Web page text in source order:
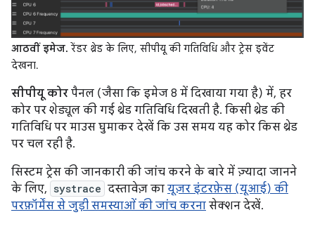
आठवीं इमेज. रेंडर थ्रेड के लिए, सीपीयू की गतिविधि और ट्रेस इवेंट
देखना.
सीपीयू कोर पैनल (जैसा कि इमेज 8 में दिखाया गया है) में, हर
कोर पर शेड्यूल की गई थ्रेड गतिविधि दिखती है. किसी थ्रेड की
गतिविधि पर माउस घुमाकर देखें कि उस समय यह कोर किस थ्रेड
पर चल रही है.
सिस्टम ट्रेस की जानकारी की जांच करने के बारे में ज़्यादा जानने
के लिए, systrace दस्तावेज़ का यूज़र इंटरफ़ेस (यूआई) की
परफ़ॉर्मेंस से जुड़ी समस्याओं की जांच करना सेक्शन देखें.